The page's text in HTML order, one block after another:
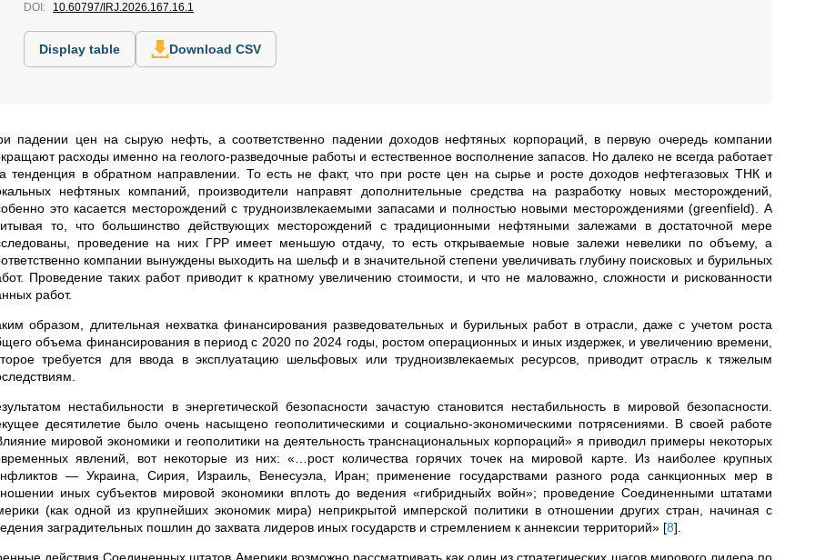
DOI: 10.60797/IRJ.2026.167.16.1
Display table Download CSV
падении цен на сырую нефть, а соответственно падении доходов нефтяных корпораций, в первую очередь компании
расходы именно на геолого-разведочные работы и естественное восполнение запасов. Но далеко не всегда работает
тенденция в обратном направлении. То есть не факт, что при росте цен на сырье и росте доходов нефтегазовых ТНК и
нефтяных компаний, производители направят дополнительные средства на разработку новых месторождений,
это касается месторождений с трудноизвлекаемыми запасами и полностью новыми месторождениями (greenfield). А
то, что большинство действующих месторождений с традиционными нефтяными залежами в достаточной мере
проведение на них ГРР имеет меньшую отдачу, то есть открываемые новые залежи невелики по объему, а
компании вынуждены выходить на шельф и в значительной степени увеличивать глубину поисковых и бурильных
Проведение таких работ приводит к кратному увеличению стоимости, и что не маловажно, сложности и рискованности
работ.
образом, длительная нехватка финансирования разведовательных и бурильных работ в отрасли, даже с учетом роста
объема финансирования в период с 2020 по 2024 годы, ростом операционных и иных издержек, и увеличению времени,
требуется для ввода в эксплуатацию шельфовых или трудноизвлекаемых ресурсов, приводит отрасль к тяжелым
нестабильности в энергетической безопасности зачастую становится нестабильность в мировой безопасности.
десятилетие было очень насыщено геополитическими и социально-экономическими потрясениями. В своей работе
мировой экономики и геополитики на деятельность транснациональных корпораций» я приводил примеры некоторых
явлений, вот некоторые из них: «…рост количества горячих точек на мировой карте. Из наиболее крупных
— Украина, Сирия, Израиль, Венесуэла, Иран; применение государствами разного рода санкционных мер в
иных субъектов мировой экономики вплоть до ведения «гибридныйх войн»; проведение Соединенными штатами
(как одной из крупнейших экономик мира) неприкрытой имперской политики в отношении других стран, начиная с
заградительных пошлин до захвата лидеров иных государств и стремлением к аннексии территорий» [8]